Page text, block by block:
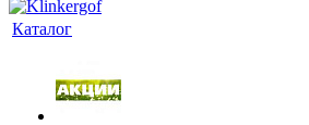
Каталог